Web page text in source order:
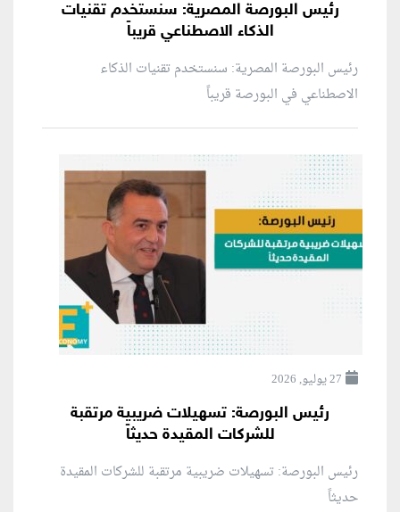
رئيس البورصة المصرية: سنستخدم تقنيات
الذكاء الاصطناعي قريباً
رئيس البورصة المصرية: سنستخدم تقنيات الذكاء
الاصطناعي في البورصة قريباً
27 يوليو, 2026
رئيس البورصة: تسهيلات ضريبية مرتقبة
للشركات المقيدة حديثاً
رئيس البورصة: تسهيلات ضريبية مرتقبة للشركات المقيدة
حديثاً